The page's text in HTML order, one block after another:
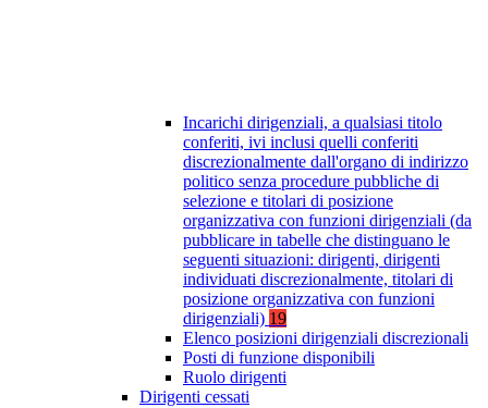
Incarichi dirigenziali, a qualsiasi titolo
conferiti, ivi inclusi quelli conferiti
discrezionalmente dall'organo di indirizzo
politico senza procedure pubbliche di
selezione e titolari di posizione
organizzativa con funzioni dirigenziali (da
pubblicare in tabelle che distinguano le
seguenti situazioni: dirigenti, dirigenti
individuati discrezionalmente, titolari di
posizione organizzativa con funzioni
dirigenziali) 19
Elenco posizioni dirigenziali discrezionali
Posti di funzione disponibili
Ruolo dirigenti
Dirigenti cessati